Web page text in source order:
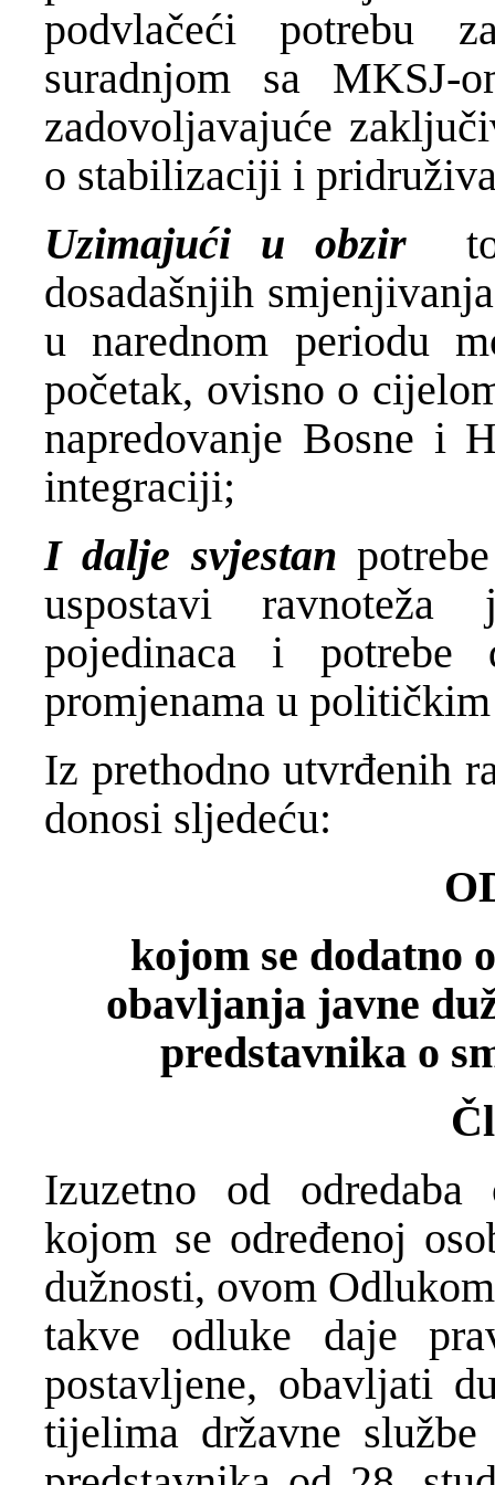
podvlačeći potrebu
suradnjom sa
zadovoljavajuće
o stabilizaciji i
Uzimajući u obzir to
dosadašnjih
u narednom periodu
početak, ovisno o
napredovanje Bosne i
integraciji;
I dalje svjestan
uspostavi
pojedinaca i
promjenama u
Iz prethodno utvrđenih
donosi sljedeću:
kojom se dodatno
obavljanja javne
predstavnika o
Izuzetno od odredaba
kojom se određenoj
dužnosti, ovom
takve odluke daje
postavljene, obavljati
tijelima državne